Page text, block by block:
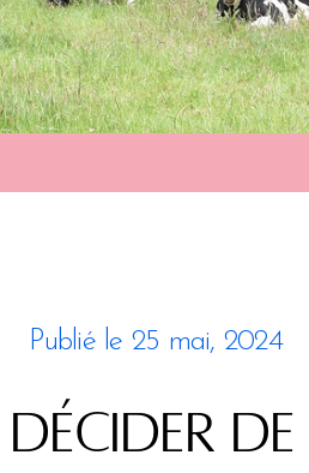
Publié le 25 mai, 2024
de